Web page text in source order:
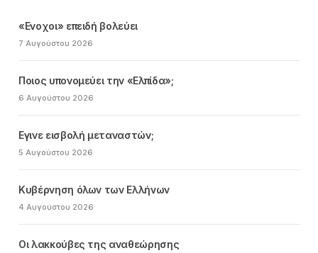
«Ενοχοι» επειδή βολεύει
7 Αυγούστου 2026
Ποιος υπονομεύει την «Ελπίδα»;
6 Αυγούστου 2026
Εγινε εισβολή μεταναστών;
5 Αυγούστου 2026
Κυβέρνηση όλων των Ελλήνων
4 Αυγούστου 2026
Οι λακκούβες της αναθεώρησης